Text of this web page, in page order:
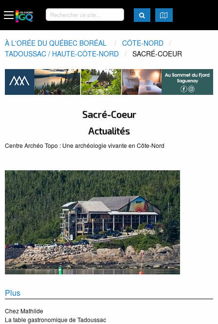
À L'ORÉE DU QUÉBEC BORÉAL
CÔTE-NORD
TADOUSSAC / HAUTE-CÔTE-NORD
ACTUEL:
SACRÉ-COEUR
Sacré-Coeur
Actualités
Centre Archéo Topo : Une archéologie vivante en Côte-Nord
Plus
Chez Mathilde
La table gastronomique de Tadoussac